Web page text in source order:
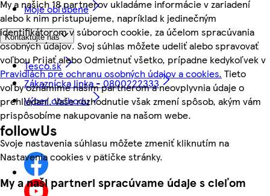
My a našich 18 partnerov ukladáme informácie v zariadení
alebo k nim pristupujeme, napríklad k jedinečným
identifikátorom v súboroch cookie, za účelom spracúvania
osobných údajov. Svoj súhlas môžete udeliť alebo spravovať
voľbou Prijať alebo Odmietnuť všetko, prípadne kedykoľvek v
Pravidlách pre ochranu osobných údajov a cookies. Tieto
voľby oznámime našim partnerom a neovplyvnia údaje o
prehliadaní. Vaše rozhodnutie však zmení spôsob, akým vám
prispôsobíme nakupovanie na našom webe.
Svoje nastavenia súhlasu môžete zmeniť kliknutím na
Nastavenia cookies v pätičke stránky.
My a naši partneri spracúvame údaje s cieľom
Moje obľúbené
Kontaktujte nás
Tesco.sk
Zákaznícka linka - 0800222333
Výber obchodu
followUs